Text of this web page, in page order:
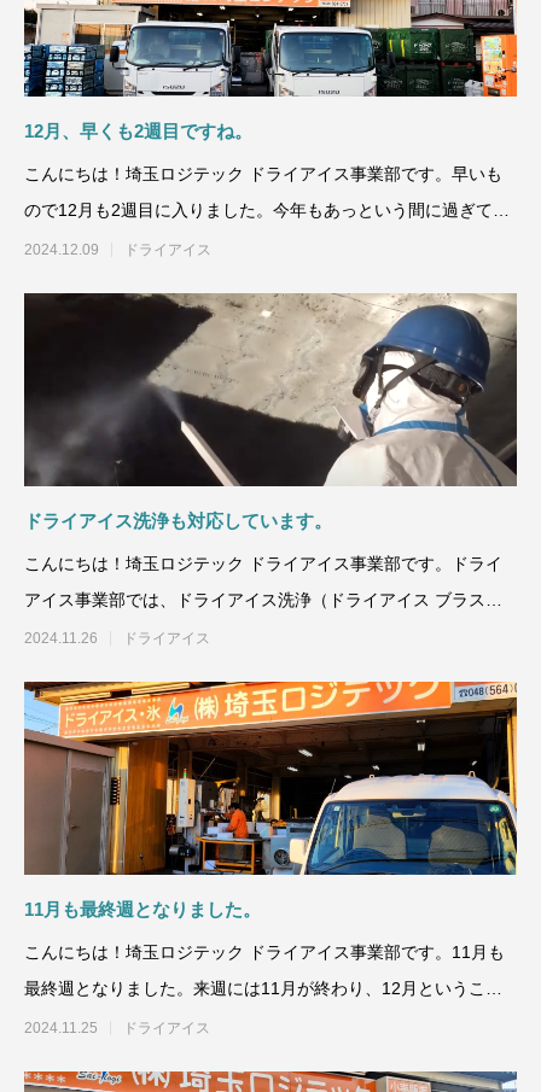
12月、早くも2週目ですね。
こんにちは！埼玉ロジテック ドライアイス事業部です。早いも
ので12月も2週目に入りました。今年もあっという間に過ぎてい
きそうです。ドライア
2024.12.09 ドライアイス
ドライアイス洗浄も対応しています。
こんにちは！埼玉ロジテック ドライアイス事業部です。ドライ
アイス事業部では、ドライアイス洗浄（ドライアイス ブラス
ト）も対応しています！
2024.11.26 ドライアイス
11月も最終週となりました。
こんにちは！埼玉ロジテック ドライアイス事業部です。11月も
最終週となりました。来週には11月が終わり、12月ということ
で2024年の最後
2024.11.25 ドライアイス